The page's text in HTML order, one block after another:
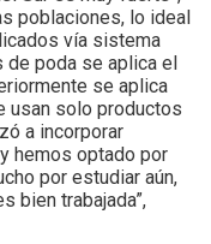
poblaciones, lo ideal
vía sistema
poda se aplica el
se aplica
usan solo productos
a incorporar
hemos optado por
por estudiar aún,
bien trabajada”,